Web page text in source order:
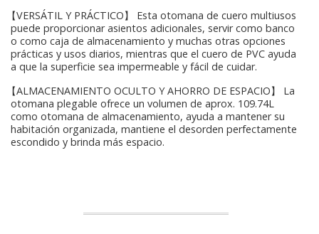
【VERSÁTIL Y PRÁCTICO】 Esta otomana de cuero multiusos
puede proporcionar asientos adicionales, servir como banco
o como caja de almacenamiento y muchas otras opciones
prácticas y usos diarios, mientras que el cuero de PVC ayuda
a que la superficie sea impermeable y fácil de cuidar.
【ALMACENAMIENTO OCULTO Y AHORRO DE ESPACIO】 La
otomana plegable ofrece un volumen de aprox. 109.74L
como otomana de almacenamiento, ayuda a mantener su
habitación organizada, mantiene el desorden perfectamente
escondido y brinda más espacio.